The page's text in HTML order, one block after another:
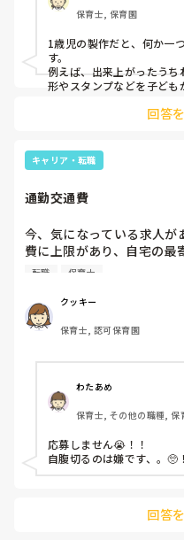
保育士, 保育園
1歳児の製作だと、何か一
す。
例えば、出来上がったう
形やスタンプなどを子ども
雨遊び、氷遊び、など間食
す！いつもと違うおもちゃ
回答
キャリア・転職
通勤交通費
今、気になっている求人が
費に上限があり、自宅の最
期代が5,000円ほどオーバー
私としてはなかなか大きい
っているのですが、皆さん
転職 保育士
クッキー
保育士, 認可保育園
わたあめ
保育士, その他の職種, 保
応募しません😭！！
自腹切るのは嫌です、。🥺！
回答